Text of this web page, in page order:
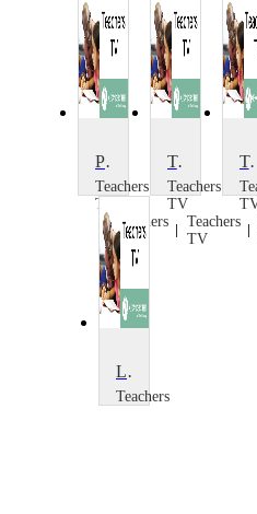
Pupil Led Sport
Teachers
TV
Teachers
TV
Taking the Lead: Secondary
Teachers
TV
Teachers
TV
Taking the Lead: Primary
Leading the Way
Teachers